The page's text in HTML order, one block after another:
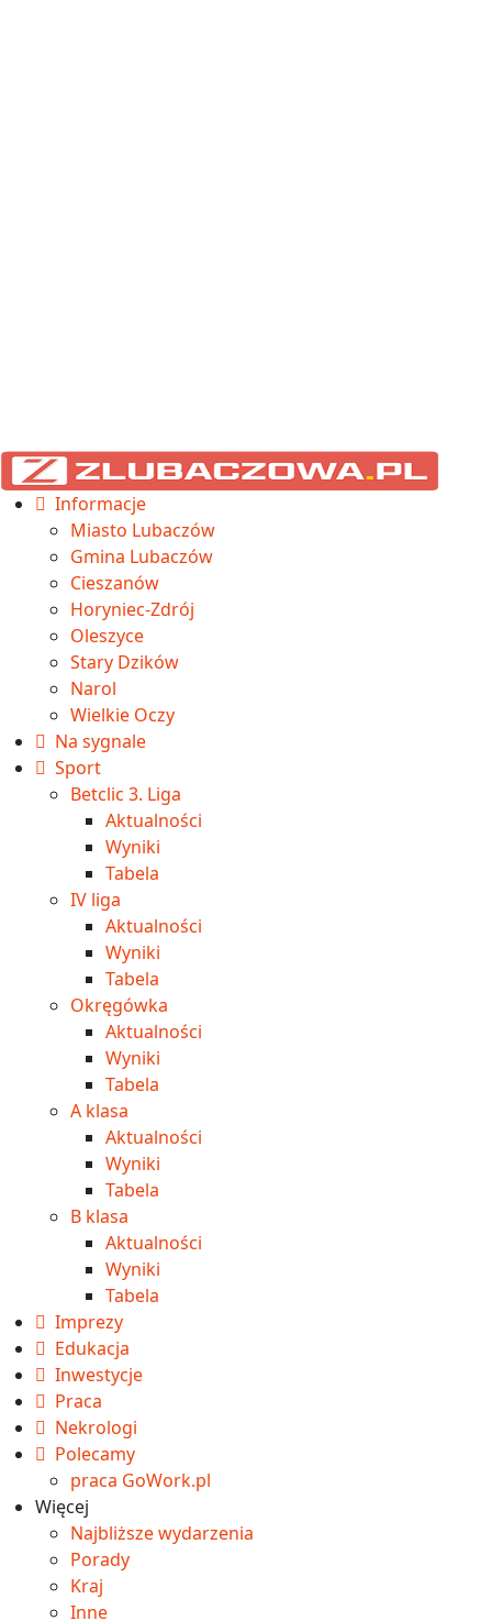
Informacje
Miasto Lubaczów
Gmina Lubaczów
Cieszanów
Horyniec-Zdrój
Oleszyce
Stary Dzików
Narol
Wielkie Oczy
Na sygnale
Sport
Betclic 3. Liga
Aktualności
Wyniki
Tabela
IV liga
Aktualności
Wyniki
Tabela
Okręgówka
Aktualności
Wyniki
Tabela
A klasa
Aktualności
Wyniki
Tabela
B klasa
Aktualności
Wyniki
Tabela
Imprezy
Edukacja
Inwestycje
Praca
Nekrologi
Polecamy
praca GoWork.pl
Więcej
Najbliższe wydarzenia
Porady
Kraj
Inne